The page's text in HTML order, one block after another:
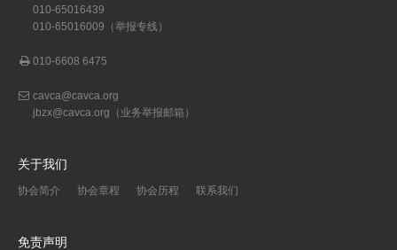
010-65016439
010-65016009（举报专线）
010-6608 6475
cavca@cavca.org
jbzx@cavca.org （业务举报邮箱）
关于我们
协会简介 协会章程 协会历程 联系我们
免责声明